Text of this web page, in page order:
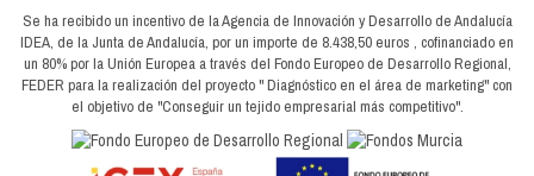
Se ha recibido un incentivo de la Agencia de Innovación y Desarrollo de Andalucía
IDEA, de la Junta de Andalucía, por un importe de 8.438,50 euros , cofinanciado en
un 80% por la Unión Europea a través del Fondo Europeo de Desarrollo Regional,
FEDER para la realización del proyecto " Diagnóstico en el área de marketing" con
el objetivo de "Conseguir un tejido empresarial más competitivo".